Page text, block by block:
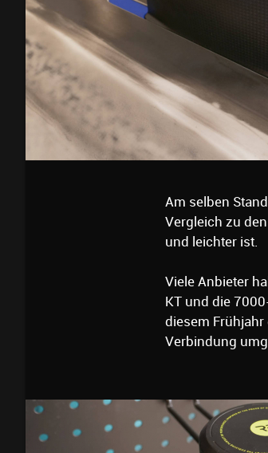
Am selben
Vergleich zu
und leichter ist.
Viele Anbieter
KT und die
diesem
Verbindung